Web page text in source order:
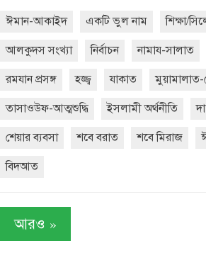
ঈমান-আকাইদ একটি ভুল নাম শিক্ষা/
আলকুদস সংখ্যা নির্বাচন নামায-সালাত
রমযান প্রসঙ্গ হজ্জ্ব যাকাত
তাসাওউফ-আত্মশুদ্ধি ইসলামী অর্থনীতি
শেয়ার ব্যবসা শবে বরাত শবে মিরাজ
বিদআত
আরও »